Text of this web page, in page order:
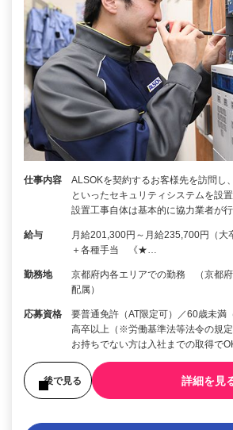
仕事内容
ALSOKを契約するお客様先を訪問し
といったセキュリティシステムを設
設置工事自体は基本的に協力業者が
給与
月給201,300円～月給235,700円（大
＋各種手当 《★…
勤務地
京都府内各エリアでの勤務 （京都
配属）
応募資格
要普通免許（AT限定可）／60歳未満
高卒以上（※労働基準法等法令の規
お持ちでない方は入社までの取得で
後で見る 詳細を見